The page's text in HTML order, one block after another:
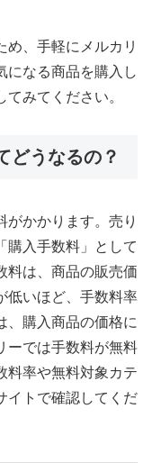
め、手軽にメルカリ
になる商品を購入し
みてください。
どうなるの？
がかかります。売り
購入手数料」として
料は、商品の販売価
低いほど、手数料率
、購入商品の価格に
ーでは手数料が無料
料率や無料対象カテ
イトで確認してくだ